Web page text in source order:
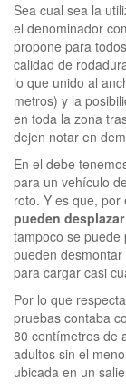
Sea cual sea la
el denominador
propone para
calidad de
lo que unido al
metros) y la
en toda la zona
dejen notar en
En el debe
para un vehículo
roto. Y es que, por
pueden
tampoco se puede
pueden
para cargar casi
Por lo que
pruebas contaba
80 centímetros de
adultos sin el
ubicada en un